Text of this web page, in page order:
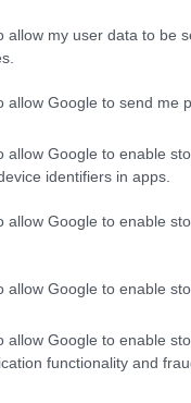
allow my user data to be
allow Google to send me
allow Google to enable
identifiers in apps.
allow Google to enable
allow Google to enable
allow Google to enable
functionality and